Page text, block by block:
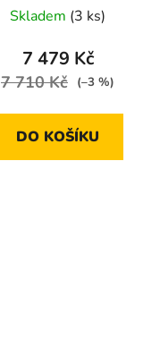
Skladem (3 ks)
7 479 Kč
7 710 Kč (–3 %)
DO KOŠÍKU